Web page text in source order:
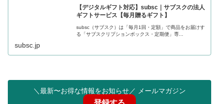
【デジタルギフト対応】subsc｜サブスクの法人
ギフトサービス【毎月贈るギフト】
subsc（サブスク）は「毎月1回・定額」で商品をお届けす
る「サブスクリプションボックス・定期便」専...
subsc.jp
＼最新〜お得な情報をお知らせ／ メールマガジン